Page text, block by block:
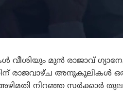
വീശിയും മുൻ രാജാവ്
രാജവാഴ്ച അനുകൂലികൾ
നിറഞ്ഞ സർക്കാർ